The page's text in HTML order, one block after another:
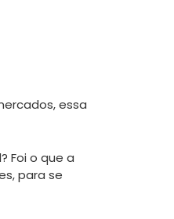
essa
Foi o que a
para se